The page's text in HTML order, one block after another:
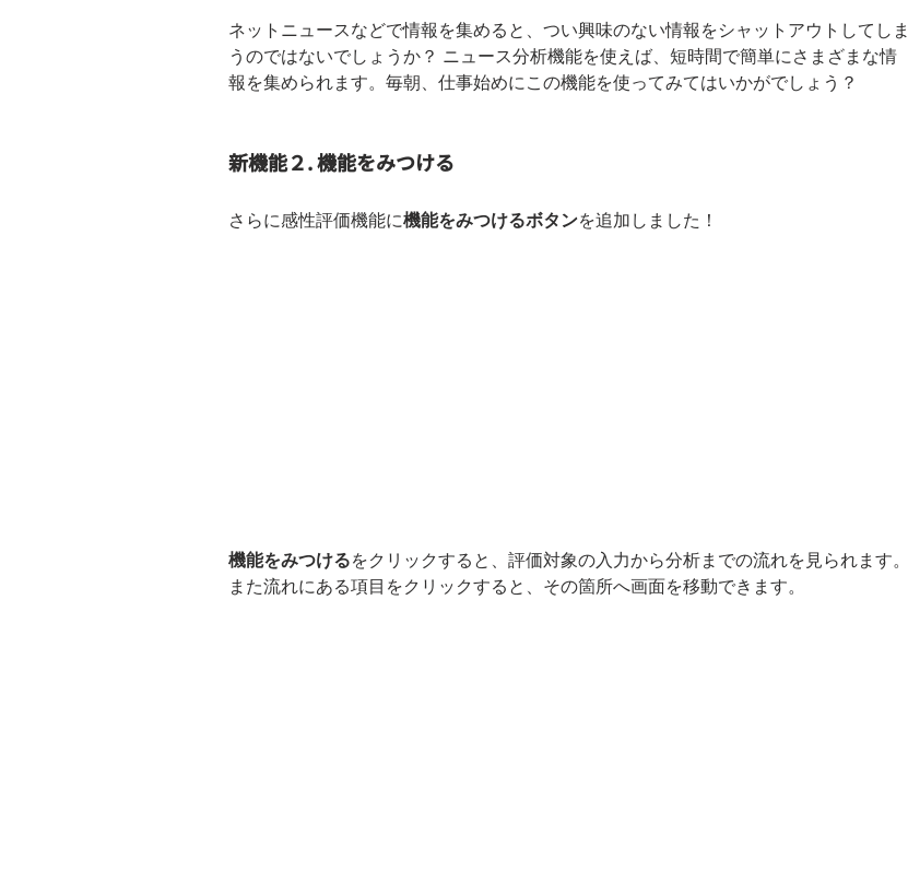
ネットニュースなどで情報を集めると、つい興味のない情報をシャットアウトしてしま
うのではないでしょうか？ ニュース分析機能を使えば、短時間で簡単にさまざまな情
報を集められます。毎朝、仕事始めにこの機能を使ってみてはいかがでしょう？
新機能２. 機能をみつける
さらに感性評価機能に機能をみつけるボタンを追加しました！
機能をみつけるをクリックすると、評価対象の入力から分析までの流れを見られます。
また流れにある項目をクリックすると、その箇所へ画面を移動できます。